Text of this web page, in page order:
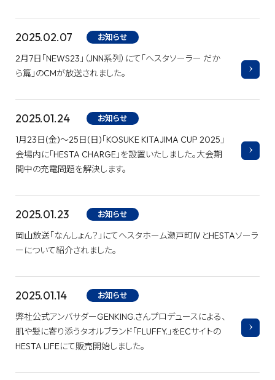
2025.02.07 お知らせ
2月7日「NEWS23」（JNN系列）にて「ヘスタソーラー だか
ら篇」のCMが放送されました。
2025.01.24 お知らせ
1月23日(金)～25日(日)「KOSUKE KITAJIMA CUP 2025」
会場内に「HESTA CHARGE」を設置いたしました。大会期
間中の充電問題を解決します。
2025.01.23 お知らせ
岡山放送「なんしょん？」にてヘスタホーム瀬戸町ⅣとHESTAソーラ
ーについて紹介されました。
2025.01.14 お知らせ
弊社公式アンバサダーGENKING.さんプロデュースによる、
肌や髪に寄り添うタオルブランド「FLUFFY.」をECサイトの
HESTA LIFEにて販売開始しました。